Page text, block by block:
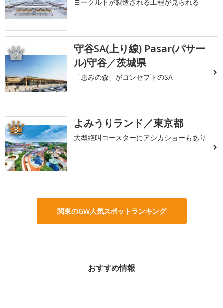
ヨーグルトが製造される工程が見られる
2
守谷SA(上り線) Pasar(パサー
ル)守谷／茨城県
「恵みの森」がコンセプトのSA
3 よみうりランド／東京都
大型絶叫コースターにアシカショーもあり
関東のGW人気スポットランキング
おすすめ情報